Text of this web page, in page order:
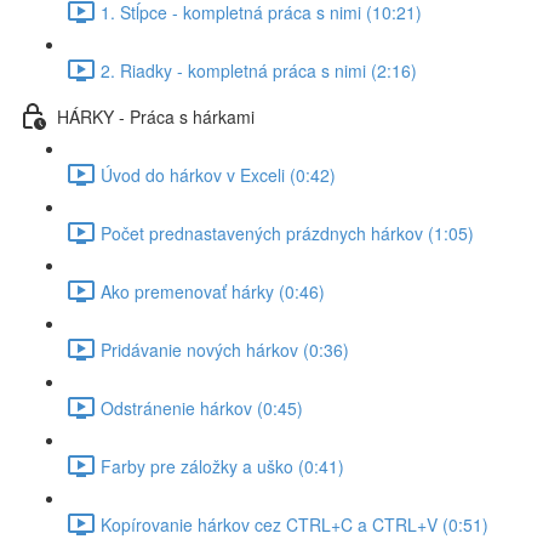
1. Stĺpce - kompletná práca s nimi (10:21)
2. Riadky - kompletná práca s nimi (2:16)
HÁRKY - Práca s hárkami
Úvod do hárkov v Exceli (0:42)
Počet prednastavených prázdnych hárkov (1:05)
Ako premenovať hárky (0:46)
Pridávanie nových hárkov (0:36)
Odstránenie hárkov (0:45)
Farby pre záložky a uško (0:41)
Kopírovanie hárkov cez CTRL+C a CTRL+V (0:51)